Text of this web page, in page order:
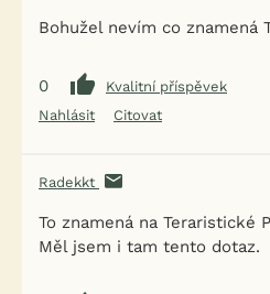
Bohužel nevím co znamená
0
Kvalitní příspěvek
Nahlásit
Citovat
Radekkt
To znamená na Teraristické
Měl jsem i tam tento dotaz.